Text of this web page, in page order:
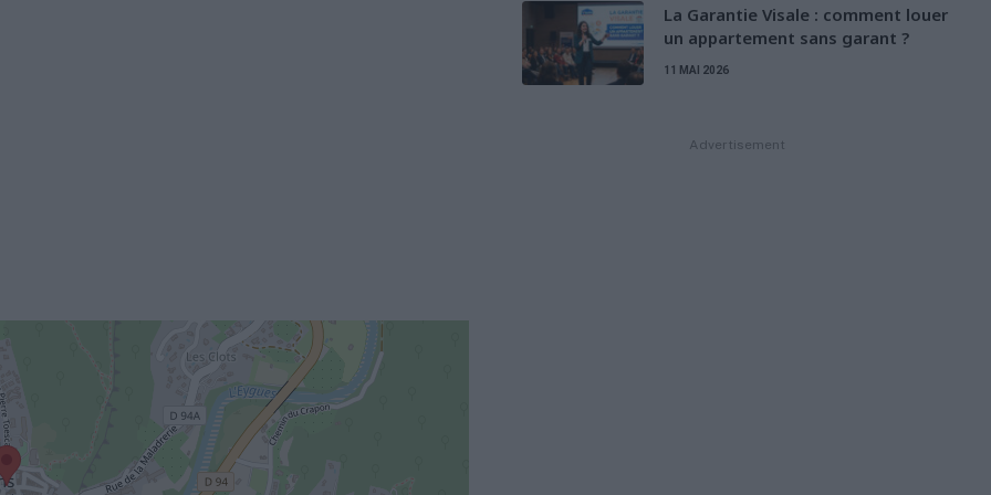
La Garantie Visale : comment louer
un appartement sans garant ?
11 MAI 2026
Advertisement